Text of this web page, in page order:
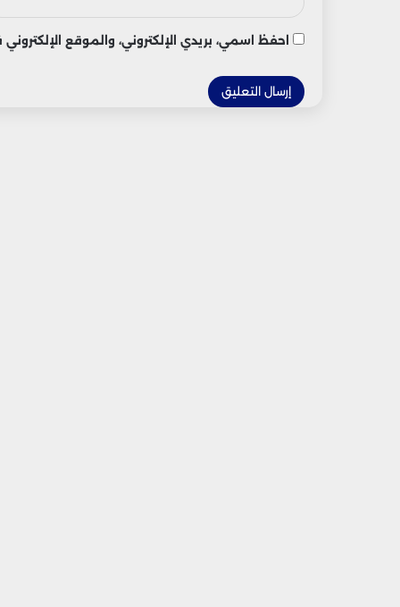
احفظ اسمي، بريدي الإلكتروني، والموقع